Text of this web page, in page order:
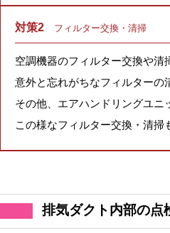
対策2 フィルター交換・清掃
空調機器のフィルター交換や清
意外と忘れがちなフィルター
その他、エアハンドリングユニ
この様なフィルター交換・清掃
排気ダクト内部の点